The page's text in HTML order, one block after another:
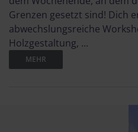
Grenzen gesetzt sind! Dich
abwechslungsreiche
Holzgestaltung, ...
MEHR